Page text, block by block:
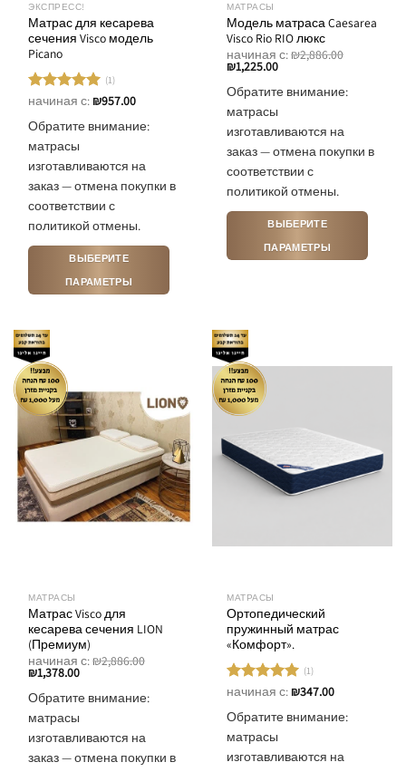
ЭКСПРЕСС!
Матрас для кесарева
сечения Visco модель
Picano
Оценка
(1)
начиная с: ₪957.00
Обратите внимание:
матрасы
изготавливаются на
заказ — отмена покупки в
соответствии с
политикой отмены.
ВЫБЕРИТЕ
ПАРАМЕТРЫ
имеет
несколько
вариаций.
Опции
можно
выбрать
на
странице
товара.
МАТРАСЫ
Модель матраса Caesarea
Visco Rio RIO люкс
начиная с:₪2,886.00
₪1,225.00
Обратите внимание:
матрасы
изготавливаются на
заказ — отмена покупки в
соответствии с
политикой отмены.
ВЫБЕРИТЕ
ПАРАМЕТРЫ
вариаций.
Опции
можно
выбрать
на
странице
товара.
МАТРАСЫ
Матрас Visco для
кесарева сечения LION
(Премиум)
начиная с:₪2,886.00
₪1,378.00
Обратите внимание:
матрасы
изготавливаются на
заказ — отмена покупки в
МАТРАСЫ
Ортопедический
пружинный матрас
«Комфорт».
Оценка
(1)
начиная с: ₪347.00
Обратите внимание:
матрасы
изготавливаются на